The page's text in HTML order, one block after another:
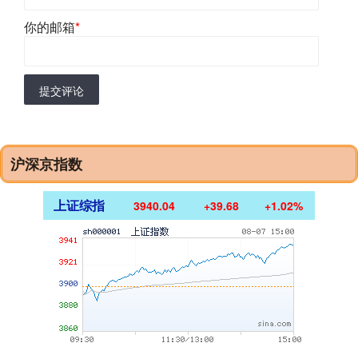
你的邮箱*
提交评论
沪深京指数
上证综指 3940.04 +39.68 +1.02%